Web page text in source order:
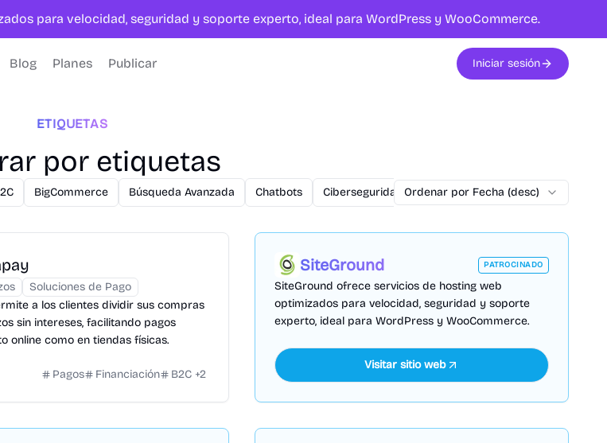
para velocidad, seguridad y soporte experto, ideal para WordPress y WooCommerce.
Blog Planes Publicar Iniciar sesión
ETIQUETAS
por etiquetas
BigCommerce Búsqueda Avanzada Chatbots Ciberseguridad commercetools Conversiones
Ordenar por Fecha (desc)
Soluciones de Pago
a los clientes dividir sus compras
sin intereses, facilitando pagos
online como en tiendas físicas.
Pagos Financiación B2C +2
SiteGround PATROCINADO
SiteGround ofrece servicios de hosting web
optimizados para velocidad, seguridad y soporte
experto, ideal para WordPress y WooCommerce.
Visitar sitio web